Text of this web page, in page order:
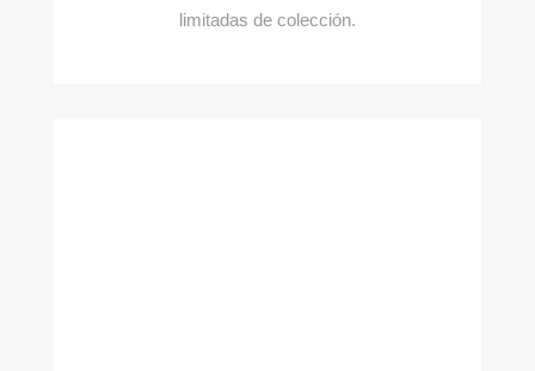
limitadas de colección.